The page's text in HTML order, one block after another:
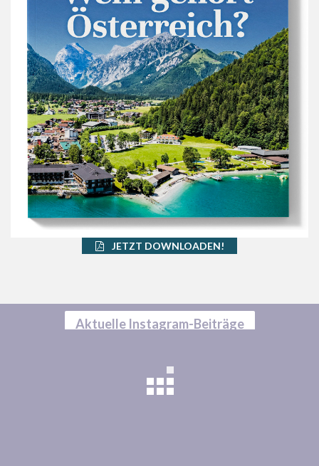
JETZT DOWNLOADEN!
Aktuelle Instagram-Beiträge